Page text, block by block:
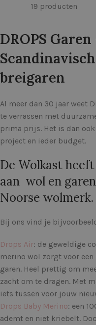
19 producten
DROPS
breigaren
Al meer dan 30 jaar weet
te verrassen met
prima prijs. Het is dan
project en ieder budget.
De Wolkast
aan wol en
Noorse wolmerk.
Bij ons vind je
Drops Air: de geweldige
merino wol zorgt voor
garen. Heel prettig om
zacht om te dragen. Met
iets tussen voor jouw
Drops Baby Merino: een
ademt en niet kriebelt.